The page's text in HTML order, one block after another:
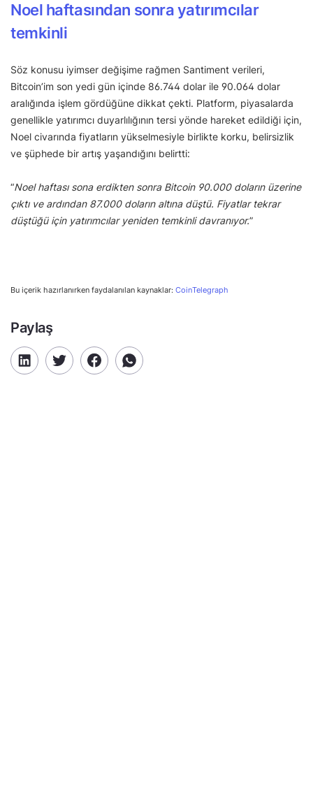
Noel haftasından sonra yatırımcılar
temkinli
Söz konusu iyimser değişime rağmen Santiment verileri,
Bitcoin’im son yedi gün içinde 86.744 dolar ile 90.064 dolar
aralığında işlem gördüğüne dikkat çekti. Platform, piyasalarda
genellikle yatırımcı duyarlılığının tersi yönde hareket edildiği için,
Noel civarında fiyatların yükselmesiyle birlikte korku, belirsizlik
ve şüphede bir artış yaşandığını belirtti:
“Noel haftası sona erdikten sonra Bitcoin 90.000 doların üzerine
çıktı ve ardından 87.000 doların altına düştü. Fiyatlar tekrar
düştüğü için yatırımcılar yeniden temkinli davranıyor.”
Bu içerik hazırlanırken faydalanılan kaynaklar: CoinTelegraph
Paylaş